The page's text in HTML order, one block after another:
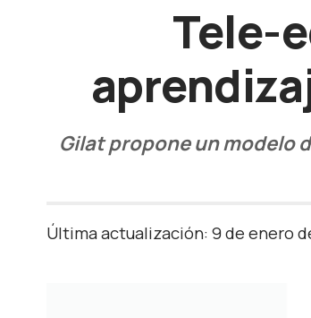
Tele-
Gilat propone un modelo
Última actualización: 9 de enero